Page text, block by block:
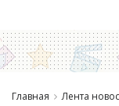
Главная Лента